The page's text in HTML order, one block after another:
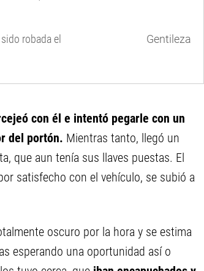
robada el
Gentileza
con él e intentó pegarle con un
del portón. Mientras tanto, llegó un
que aun tenía sus llaves puestas. El
satisfecho con el vehículo, se subió a
oscuro por la hora y se estima
esperando una oportunidad así o